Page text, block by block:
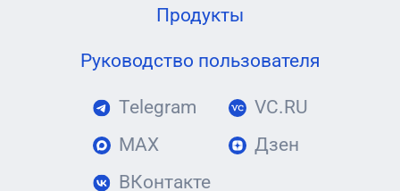
Продукты
Руководство пользователя
Telegram
MAX
ВКонтакте
VC.RU
Дзен